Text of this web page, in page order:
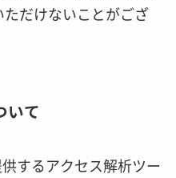
だけないことがござ
いて
するアクセス解析ツー